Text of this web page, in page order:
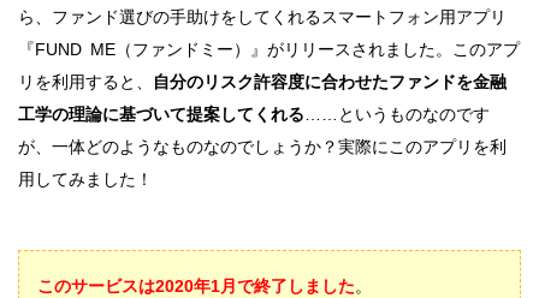
ら、ファンド選びの手助けをしてくれるスマートフォン用アプリ
『FUND ME（ファンドミー）』がリリースされました。このアプ
リを利用すると、
自分のリスク許容度に合わせたファンドを金融
工学の理論に基づいて提案してくれる ……というものなのです
が、一体どのようなものなのでしょうか？実際にこのアプリを利
用してみました！
このサービスは2020年1月で終了しました。